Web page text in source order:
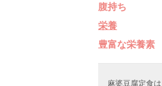
腹持ち
栄養
豊富な栄養素
麻婆豆腐定食